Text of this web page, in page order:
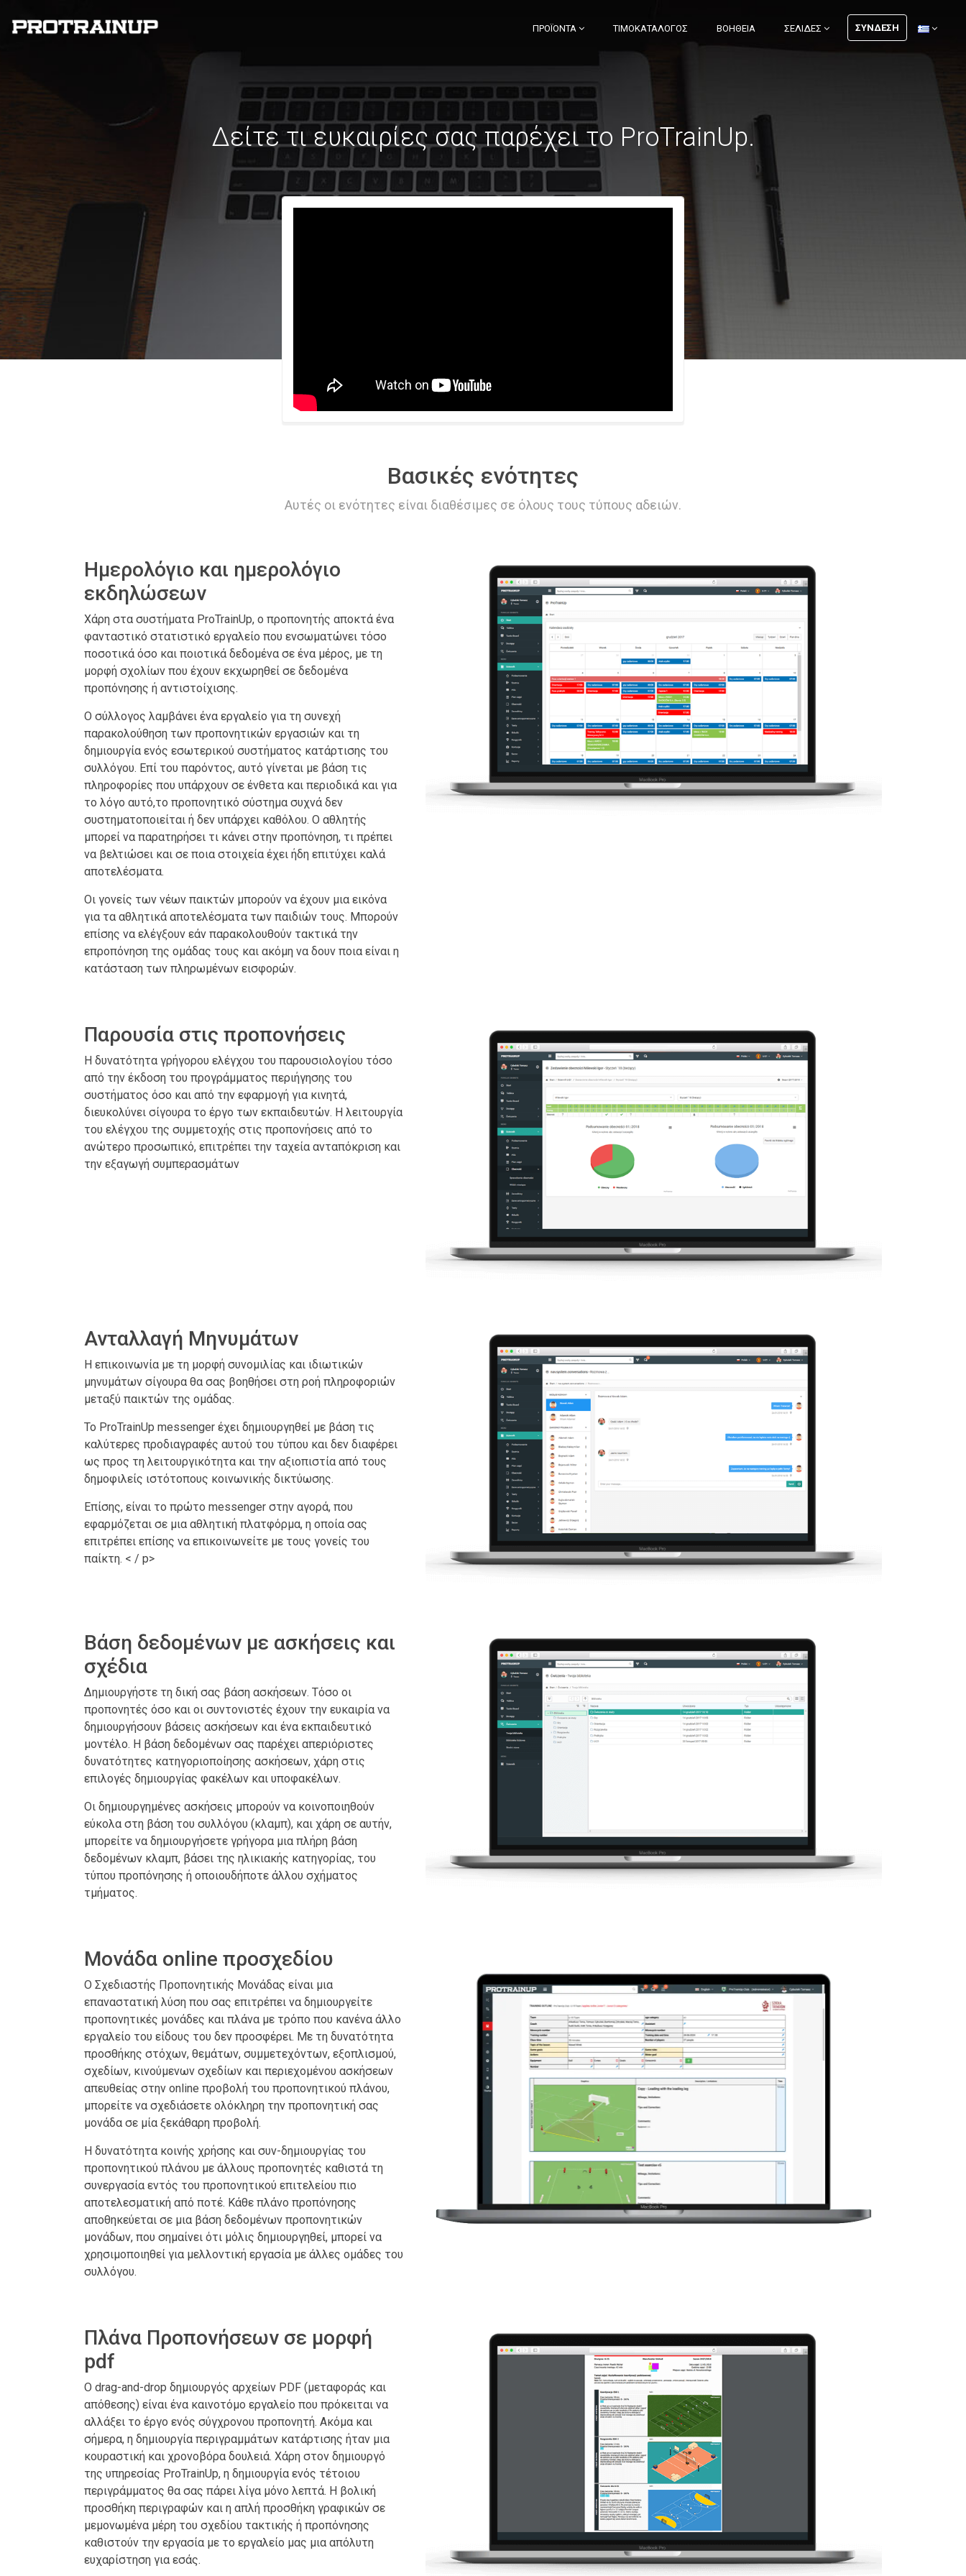
ΠΡΟΪΌΝΤΑ ΤΙΜΟΚΑΤΆΛΟΓΟΣ ΒΟΉΘΕΙΑ ΣΕΛΊΔΕΣ ΣΎΝΔΕΣΗ
Δείτε τι ευκαιρίες σας παρέχει το ProTrainUp.
Βασικές ενότητες
Αυτές οι ενότητες είναι διαθέσιμες σε όλους τους τύπους αδειών.
Ημερολόγιο και ημερολόγιο
εκδηλώσεων
Χάρη στα συστήματα ProTrainUp, ο προπονητής αποκτά ένα
φανταστικό στατιστικό εργαλείο που ενσωματώνει τόσο
ποσοτικά όσο και ποιοτικά δεδομένα σε ένα μέρος, με τη
μορφή σχολίων που έχουν εκχωρηθεί σε δεδομένα
προπόνησης ή αντιστοίχισης.
Ο σύλλογος λαμβάνει ένα εργαλείο για τη συνεχή
παρακολούθηση των προπονητικών εργασιών και τη
δημιουργία ενός εσωτερικού συστήματος κατάρτισης του
συλλόγου. Επί του παρόντος, αυτό γίνεται με βάση τις
πληροφορίες που υπάρχουν σε ένθετα και περιοδικά και για
το λόγο αυτό,το προπονητικό σύστημα συχνά δεν
συστηματοποιείται ή δεν υπάρχει καθόλου. Ο αθλητής
μπορεί να παρατηρήσει τι κάνει στην προπόνηση, τι πρέπει
να βελτιώσει και σε ποια στοιχεία έχει ήδη επιτύχει καλά
αποτελέσματα.
Οι γονείς των νέων παικτών μπορούν να έχουν μια εικόνα
για τα αθλητικά αποτελέσματα των παιδιών τους. Μπορούν
επίσης να ελέγξουν εάν παρακολουθούν τακτικά την
επροπόνηση της ομάδας τους και ακόμη να δουν ποια είναι η
κατάσταση των πληρωμένων εισφορών.
Παρουσία στις προπονήσεις
Η δυνατότητα γρήγορου ελέγχου του παρουσιολογίου τόσο
από την έκδοση του προγράμματος περιήγησης του
συστήματος όσο και από την εφαρμογή για κινητά,
διευκολύνει σίγουρα το έργο των εκπαιδευτών. Η λειτουργία
του ελέγχου της συμμετοχής στις προπονήσεις από το
ανώτερο προσωπικό, επιτρέπει την ταχεία ανταπόκριση και
την εξαγωγή συμπερασμάτων
Ανταλλαγή Μηνυμάτων
Η επικοινωνία με τη μορφή συνομιλίας και ιδιωτικών
μηνυμάτων σίγουρα θα σας βοηθήσει στη ροή πληροφοριών
μεταξύ παικτών της ομάδας.
Το ProTrainUp messenger έχει δημιουργηθεί με βάση τις
καλύτερες προδιαγραφές αυτού του τύπου και δεν διαφέρει
ως προς τη λειτουργικότητα και την αξιοπιστία από τους
δημοφιλείς ιστότοπους κοινωνικής δικτύωσης.
Επίσης, είναι το πρώτο messenger στην αγορά, που
εφαρμόζεται σε μια αθλητική πλατφόρμα, η οποία σας
επιτρέπει επίσης να επικοινωνείτε με τους γονείς του
παίκτη. < / p>
Βάση δεδομένων με ασκήσεις και
σχέδια
Δημιουργήστε τη δική σας βάση ασκήσεων. Τόσο οι
προπονητές όσο και οι συντονιστές έχουν την ευκαιρία να
δημιουργήσουν βάσεις ασκήσεων και ένα εκπαιδευτικό
μοντέλο. Η βάση δεδομένων σας παρέχει απεριόριστες
δυνατότητες κατηγοριοποίησης ασκήσεων, χάρη στις
επιλογές δημιουργίας φακέλων και υποφακέλων.
Οι δημιουργημένες ασκήσεις μπορούν να κοινοποιηθούν
εύκολα στη βάση του συλλόγου (κλαμπ), και χάρη σε αυτήν,
μπορείτε να δημιουργήσετε γρήγορα μια πλήρη βάση
δεδομένων κλαμπ, βάσει της ηλικιακής κατηγορίας, του
τύπου προπόνησης ή οποιουδήποτε άλλου σχήματος
τμήματος.
Μονάδα online προσχεδίου
Ο Σχεδιαστής Προπονητικής Μονάδας είναι μια
επαναστατική λύση που σας επιτρέπει να δημιουργείτε
προπονητικές μονάδες και πλάνα με τρόπο που κανένα άλλο
εργαλείο του είδους του δεν προσφέρει. Με τη δυνατότητα
προσθήκης στόχων, θεμάτων, συμμετεχόντων, εξοπλισμού,
σχεδίων, κινούμενων σχεδίων και περιεχομένου ασκήσεων
απευθείας στην online προβολή του προπονητικού πλάνου,
μπορείτε να σχεδιάσετε ολόκληρη την προπονητική σας
μονάδα σε μία ξεκάθαρη προβολή.
Η δυνατότητα κοινής χρήσης και συν-δημιουργίας του
προπονητικού πλάνου με άλλους προπονητές καθιστά τη
συνεργασία εντός του προπονητικού επιτελείου πιο
αποτελεσματική από ποτέ. Κάθε πλάνο προπόνησης
αποθηκεύεται σε μια βάση δεδομένων προπονητικών
μονάδων, που σημαίνει ότι μόλις δημιουργηθεί, μπορεί να
χρησιμοποιηθεί για μελλοντική εργασία με άλλες ομάδες του
συλλόγου.
Πλάνα Προπονήσεων σε μορφή
pdf
Ο drag-and-drop δημιουργός αρχείων PDF (μεταφοράς και
απόθεσης) είναι ένα καινοτόμο εργαλείο που πρόκειται να
αλλάξει το έργο ενός σύγχρονου προπονητή. Ακόμα και
σήμερα, η δημιουργία περιγραμμάτων κατάρτισης ήταν μια
κουραστική και χρονοβόρα δουλειά. Χάρη στον δημιουργό
της υπηρεσίας ProTrainUp, η δημιουργία ενός τέτοιου
περιγράμματος θα σας πάρει λίγα μόνο λεπτά. Η βολική
προσθήκη περιγραφών και η απλή προσθήκη γραφικών σε
μεμονωμένα μέρη του σχεδίου τακτικής ή προπόνησης
καθιστούν την εργασία με το εργαλείο μας μια απόλυτη
ευχαρίστηση για εσάς.